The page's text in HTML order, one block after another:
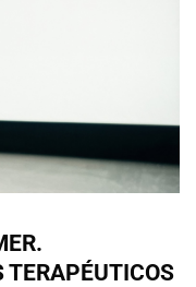
TERAPÉUTICOS